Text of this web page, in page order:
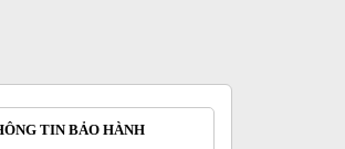
TIN BẢO HÀNH